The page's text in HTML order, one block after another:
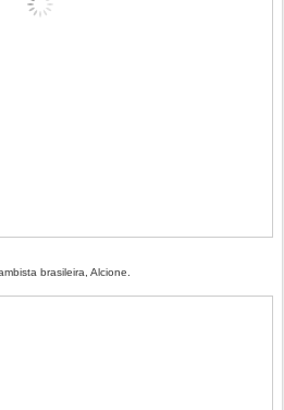
brasileira, Alcione.